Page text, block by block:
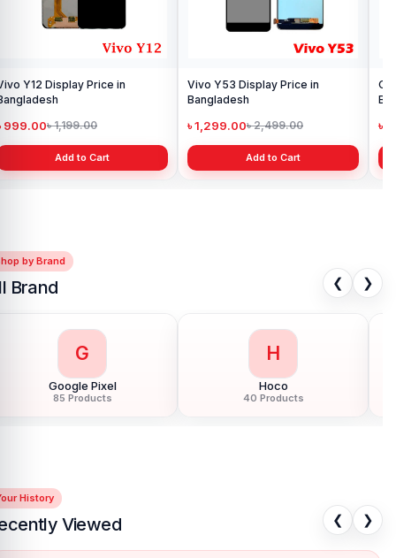
Y12 Display Price in
999.00৳ 1,199.00
Add to Cart
Vivo Y53 Display Price in
Bangladesh
৳ 1,299.00৳ 2,499.00
Add to Cart
৳
by Brand
Brand ❮ ❯
G
Google Pixel
85 Products
H
Hoco
40 Products
History
Viewed ❮ ❯